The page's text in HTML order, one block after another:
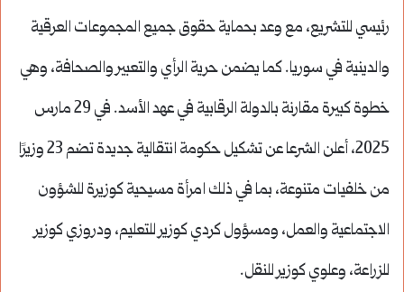
رئيسي للتشريع، مع وعد بحماية حقوق جميع المجموعات العرقية
والدينية في سوريا. كما يضمن حرية الرأي والتعبير والصحافة، وهي
خطوة كبيرة مقارنة بالدولة الرقابية في عهد الأسد. في 29 مارس
2025، أعلن الشرعا عن تشكيل حكومة انتقالية جديدة تضم 23 وزيرًا
من خلفيات متنوعة، بما في ذلك امرأة مسيحية كوزيرة للشؤون
الاجتماعية والعمل، ومسؤول كردي كوزير للتعليم، ودروزي كوزير
للزراعة، وعلوي كوزير للنقل.